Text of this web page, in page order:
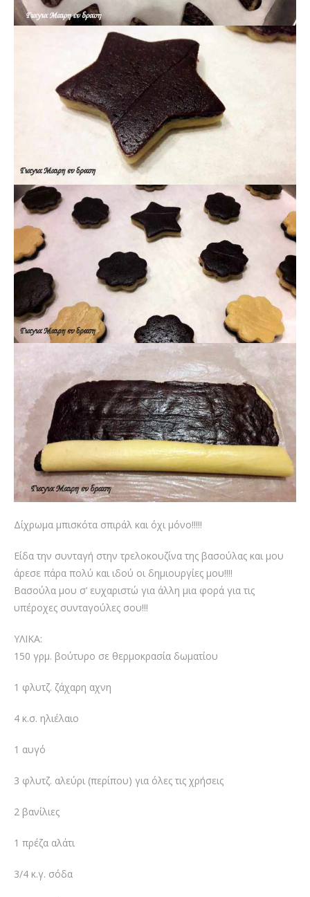
Δίχρωμα μπισκότα σπιράλ και όχι μόνο!!!!!
Eίδα την συνταγή στην τρελοκουζίνα της βασούλας και μου
άρεσε πάρα πολύ και ιδού οι δημιουργίες μου!!!!
Βασούλα μου σ’ ευχαριστώ για άλλη μια φορά για τις
υπέροχες συνταγούλες σου!!!
ΥΛΙΚΑ:
150 γρμ. βούτυρο σε θερμοκρασία δωματίου
1 φλυτζ. ζάχαρη αχνη
4 κ.σ. ηλιέλαιο
1 αυγό
3 φλυτζ. αλεύρι (περίπου) για όλες τις χρήσεις
2 βανίλιες
1 πρέζα αλάτι
3/4 κ.γ. σόδα